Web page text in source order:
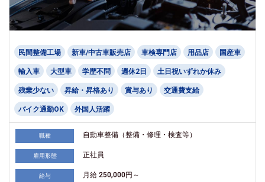
民間整備工場 新車/中古車販売店 車検専門店 用品店 国産車
輸入車 大型車 学歴不問 週休2日 土日祝いずれか休み
残業少ない 昇給・昇格あり 賞与あり 交通費支給
バイク通勤OK 外国人活躍
職種 自動車整備（整備・修理・検査等）
雇用形態 正社員
給与 月給 250,000円～